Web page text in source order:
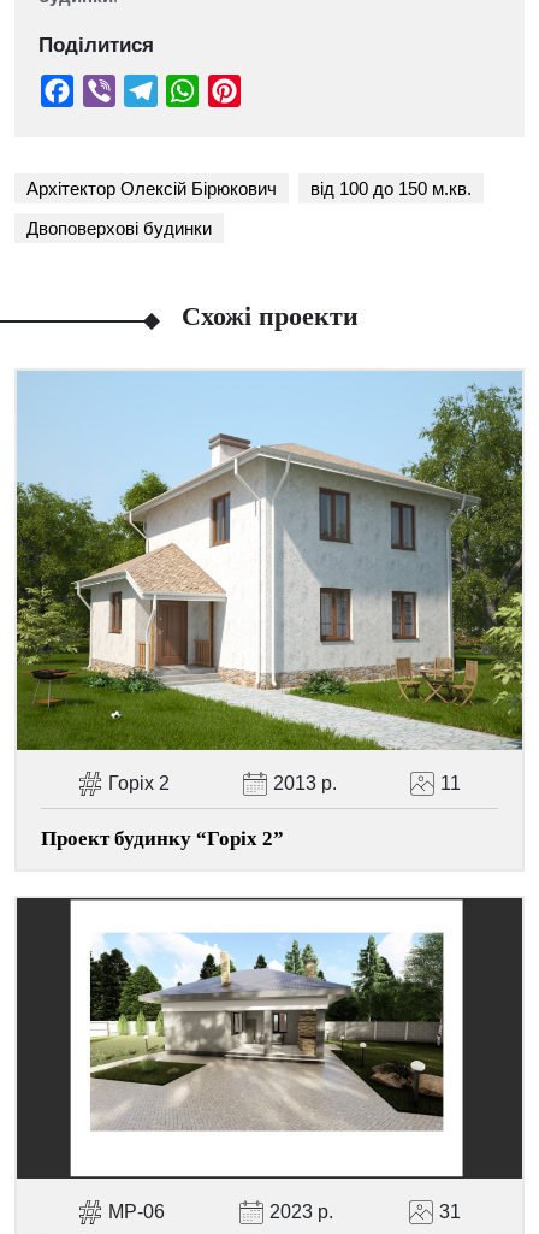
Поділитися
Facebook
ViberTelegramWhatsApp
Pinterest
Архітектор Олексій Бірюкович
від 100 до 150 м.кв.
Двоповерхові будинки
Схожі проекти
Горіх 2 2013 р. 11
Проект будинку “Горіх 2”
МР-06 2023 р. 31